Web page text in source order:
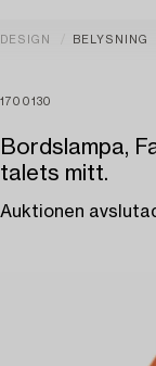
DESIGN BELYSNING
1700130
Bordslampa,
talets mitt.
Auktionen